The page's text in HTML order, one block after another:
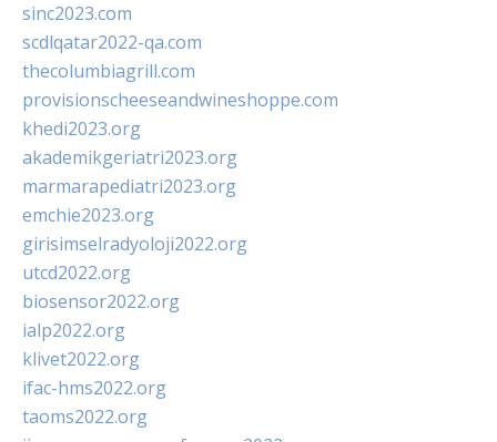
sinc2023.com
scdlqatar2022-qa.com
thecolumbiagrill.com
provisionscheeseandwineshoppe.com
khedi2023.org
akademikgeriatri2023.org
marmarapediatri2023.org
emchie2023.org
girisimselradyoloji2022.org
utcd2022.org
biosensor2022.org
ialp2022.org
klivet2022.org
ifac-hms2022.org
taoms2022.org